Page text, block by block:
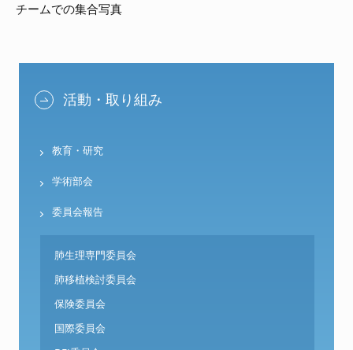
チームでの集合写真
活動・取り組み
教育・研究
学術部会
委員会報告
肺生理専門委員会
肺移植検討委員会
保険委員会
国際委員会